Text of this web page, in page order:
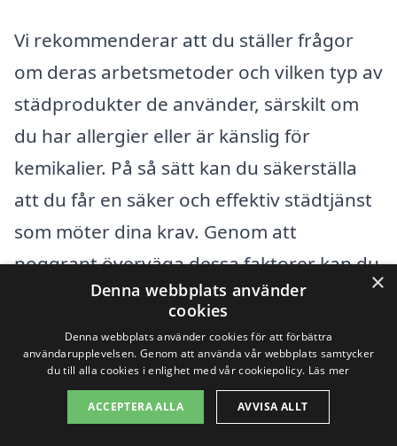
Vi rekommenderar att du ställer frågor
om deras arbetsmetoder och vilken typ av
städprodukter de använder, särskilt om
du har allergier eller är känslig för
kemikalier. På så sätt kan du säkerställa
att du får en säker och effektiv städtjänst
som möter dina krav. Genom att
noggrant överväga dessa faktorer kan du
hitta prisvärd och kvalitativ trappstädning
i Saxdalen som passar just dina behov.
Få 3 erbjudanden, gratis och utan
förpliktelser
×
Denna webbplats använder
cookies
Denna webbplats använder cookies för att förbättra
användarupplevelsen. Genom att använda vår webbplats samtycker
du till alla cookies i enlighet med vår cookiepolicy. Läs mer
ACCEPTERA ALLA AVVISA ALLT